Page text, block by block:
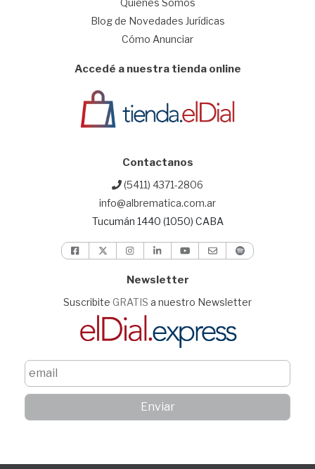
Quiénes Somos
Blog de Novedades Jurídicas
Cómo Anunciar
Accedé a nuestra tienda online
Contactanos
(5411) 4371-2806
info@albrematica.com.ar
Tucumán 1440 (1050) CABA
Newsletter
Suscribite GRATIS a nuestro Newsletter